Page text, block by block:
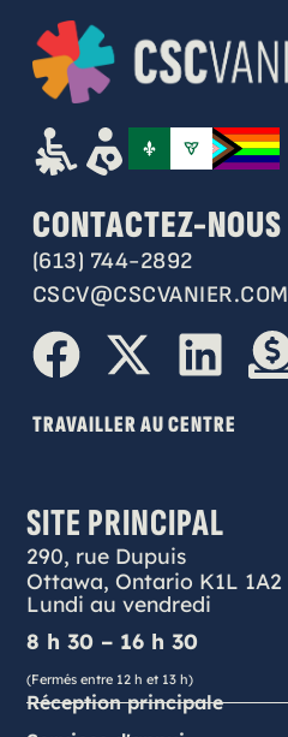
CONTACTEZ-NOUS
(613) 744-2892
CSCV@CSCVANIER.COM
TRAVAILLER AU CENTRE
SITE PRINCIPAL
290, rue Dupuis
Ottawa, Ontario K1L 1A2
Lundi au vendredi
8 h 30 – 16 h 30
(Fermés entre 12 h et 13 h)
Réception principale